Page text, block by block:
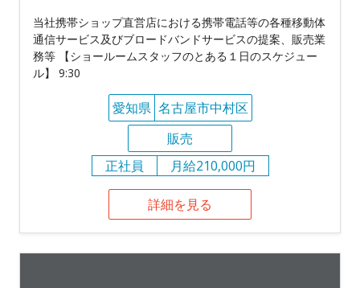
当社携帯ショップ直営店における携帯電話等の各種移動体
通信サービス及びブロードバンドサービスの提案、販売業
務等 【ショールームスタッフのとある１日のスケジュー
ル】 9:30
愛知県 名古屋市中村区
販売
正社員
月給210,000円
詳細を見る